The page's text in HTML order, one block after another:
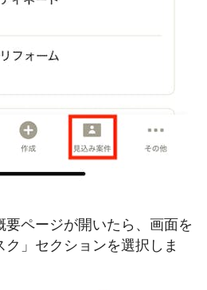
ページが開いたら、画面を
」セクションを選択しま